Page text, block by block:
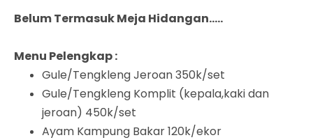
Belum Termasuk Meja Hidangan.....
Menu Pelengkap :
Gule/Tengkleng Jeroan 350k/set
Gule/Tengkleng Komplit (kepala,kaki dan
jeroan) 450k/set
Ayam Kampung Bakar 120k/ekor